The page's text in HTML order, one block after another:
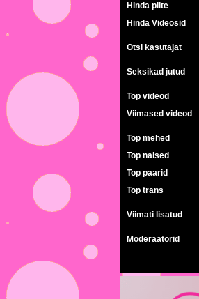
Hinda pilte
Hinda Videosid
Otsi kasutajat
Seksikad jutud
Top videod
Viimased videod
Top mehed
Top naised
Top paarid
Top trans
Viimati lisatud
Moderaatorid